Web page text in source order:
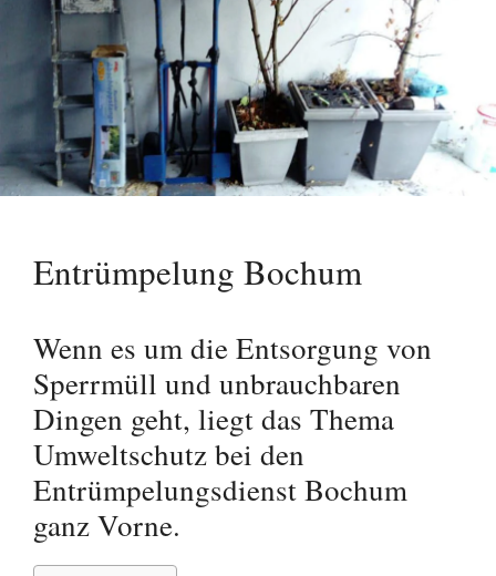
Entrümpelung Bochum
Wenn es um die Entsorgung von
Sperrmüll und unbrauchbaren
Dingen geht, liegt das Thema
Umweltschutz bei den
Entrümpelungsdienst Bochum
ganz Vorne.